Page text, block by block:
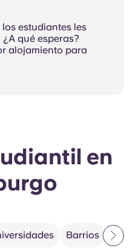
estudiantes les
qué esperas?
alojamiento para
en
Barrios